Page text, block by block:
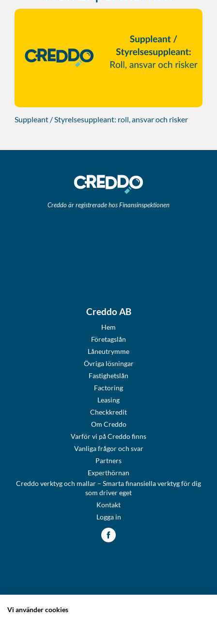
Suppleant / Styrelsesuppleant: roll, ansvar och risker
Creddo är registrerade hos Finansinspektionen
Creddo AB
Hem
Företagslån
Låneutrymme
Övriga lösningar
Fastighetslån
Factoring
Leasing
Checkkredit
Om Creddo
Varför vi på Creddo finns
Vanliga frågor och svar
Partners
Experthörnan
Creddo verktyg och mallar – Smarta finansiella verktyg för dig
som driver eget
Kontakt
Logga in
Vi använder cookies